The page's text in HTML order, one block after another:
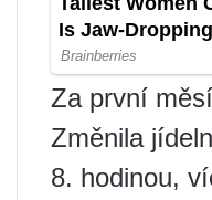
Za první
Změnila
8. hodinou,